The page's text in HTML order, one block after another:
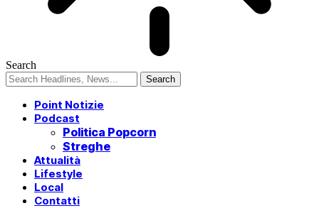
Search
Point Notizie
Podcast
Politica Popcorn
Streghe
Attualità
Lifestyle
Local
Contatti